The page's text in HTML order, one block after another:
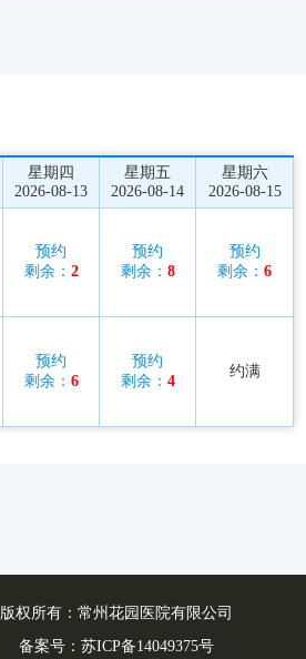
星期四
2026-08-13
星期五
2026-08-14
星期六
2026-08-15
预约
剩余： 2
预约
剩余： 8
预约
剩余： 6
预约
剩余： 6
预约
剩余： 4
约满
版权所有：常州花园医院有限公司
备案号： 苏ICP备14049375号